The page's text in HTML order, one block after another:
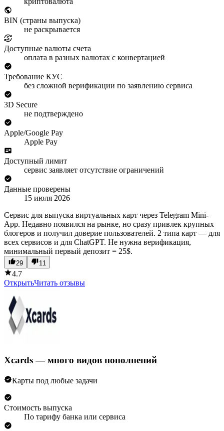
BIN (страны выпуска)
не раскрывается
Доступные валюты счета
оплата в разных валютах с конвертацией
Требование КУС
без сложной верификации по заявлению сервиса
3D Secure
не подтверждено
Apple/Google Pay
Apple Pay
Доступный лимит
сервис заявляет отсутствие ограничений
Данные проверены
15 июля 2026
Сервис для выпуска виртуальных карт через Telegram Mini-
App. Недавно появился на рынке, но сразу привлек крупных
блогеров и получил доверие пользователей. 2 типа карт — для
всех сервисов и для ChatGPT. Не нужна верификация,
минимальный первый депозит = 25$.
29 11
4.7
ОткрытьЧитать отзывы
Xcards — много видов пополнений
Карты под любые задачи
Стоимость выпуска
По тарифу банка или сервиса